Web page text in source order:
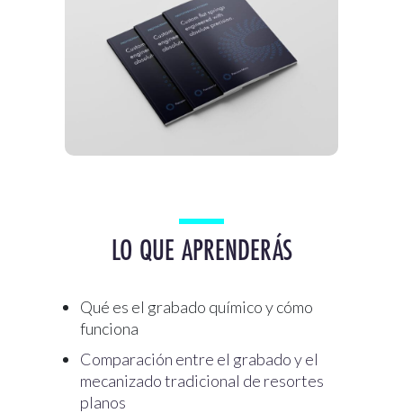
LO QUE APRENDERÁS
Qué es el grabado químico y cómo
funciona
Comparación entre el grabado y el
mecanizado tradicional de resortes
planos